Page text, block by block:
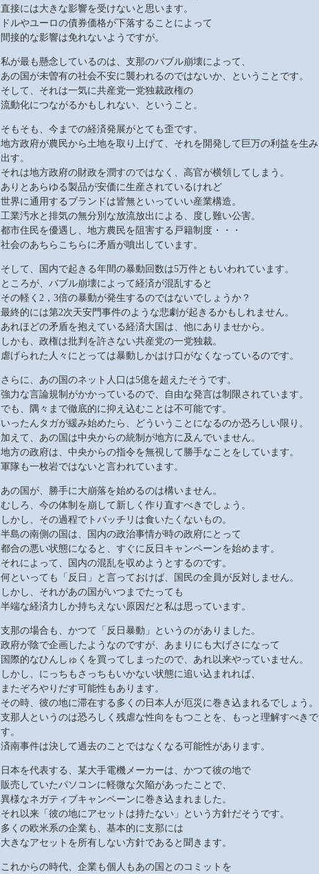
直接には大きな影響を受けないと思います。
ドルやユーロの債券価格が下落することによって
間接的な影響は免れないようですが。
私が最も懸念しているのは、支那のバブル崩壊によって、
あの国が未曽有の社会不安に襲われるのではないか、ということです。
そして、それは一気に共産党一党独裁政権の
流動化につながるかもしれない、ということ。
そもそも、今までの経済発展がとても歪です。
地方政府が農民から土地を取り上げて、それを開発して巨万の利益を生み
出す。
それは地方政府の財政を潤すのではなく、高官が横領してしまう。
ありとあらゆる製品が安価に生産されているけれど
世界に通用するブランドは皆無といっていい産業構造。
工業汚水と排気の無分別な放流放出による、度し難い公害。
都市住民を優遇し、地方農民を阻害する戸籍制度・・・
社会のあちらこちらに矛盾が噴出しています。
そして、国内で起きる年間の暴動回数は5万件ともいわれています。
ところが、バブル崩壊によって経済が混乱すると
その軽く2，3倍の暴動が発生するのではないでしょうか？
最終的には第2次天安門事件のような悲劇が起きるかもしれません。
あれほどの矛盾を抱えている経済大国は、他にありませから。
しかも、政権は批判を許さない共産党の一党独裁。
虐げられた人々にとっては暴動しかはけ口がなくなっているのです。
さらに、あの国のネット人口は5億を超えたそうです。
強力な言論規制がかかっているので、自由な発言は制限されています。
でも、隅々まで徹底的に抑え込むことは不可能です。
いったんタガが緩み始めたら、どういうことになるのか恐ろしい限り。
加えて、あの国は中央からの統制が地方に及んでいません。
地方の政府は、中央からの指令を無視して勝手なことをしています。
軍隊も一枚岩ではないと言われています。
あの国が、勝手に大崩落を始めるのは構いません。
むしろ、今の体制を崩して新しく作り直すべきでしょう。
しかし、その過程でトバッチリは食いたくないもの。
半島の南側の国は、国内の政治事情が時の政府にとって
都合の悪い状態になると、すぐに反日キャンペーンを始めます。
それによって、国内の混乱を収めようとするのです。
何といっても「反日」と言っておけば、国民の全員が反対しません。
しかし、それがあの国がいつまでたっても
半端な経済力しか持ちえない原因だと私は思っています。
支那の場合も、かつて「反日暴動」というのがありました。
政府が陰で企画したようなのですが、あまりにも大げさになって
国際的なひんしゅくを買ってしまったので、あれ以来やっていません。
しかし、にっちもさっちもいかない状態に追い込まれれば、
またぞろやりだす可能性もあります。
その時、彼の地に滞在する多くの日本人が厄災に巻き込まれるでしょう。
支那人というのは恐ろしく残虐な性向をもつことを、もっと理解すべきで
す。
済南事件は決して過去のことではなくなる可能性があります。
日本を代表する、某大手電機メーカーは、かつて彼の地で
販売していたパソコンに軽微な欠陥があったことで、
異様なネガティブキャンペーンに巻き込まれました。
それ以来「彼の地にアセットは持たない」という方針だそうです。
多くの欧米系の企業も、基本的に支那には
大きなアセットを所有しない方針であると聞きます。
これからの時代、企業も個人もあの国とのコミットを